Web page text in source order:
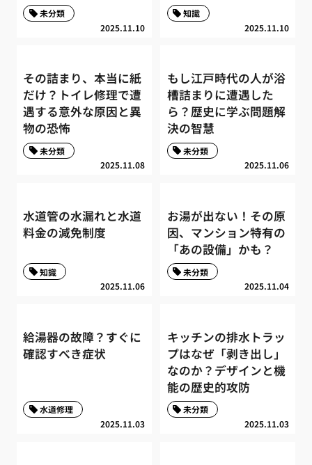
2025.11.10
未分類
2025.11.10
知識
その詰まり、本当に紙
だけ？トイレ修理で遭
遇する意外な原因と異
物の恐怖
2025.11.08
未分類
もし江戸時代の人が浴
槽詰まりに遭遇した
ら？歴史に学ぶ問題解
決の智慧
2025.11.06
未分類
水道管の水漏れと水道
料金の減免制度
2025.11.06
知識
お湯が出ない！その原
因、マンション特有の
「あの設備」かも？
2025.11.04
未分類
給湯器の故障？すぐに
確認すべき症状
2025.11.03
水道修理
キッチンの排水トラッ
プはなぜ「剥き出し」
なのか？デザインと機
能の歴史的攻防
2025.11.03
未分類